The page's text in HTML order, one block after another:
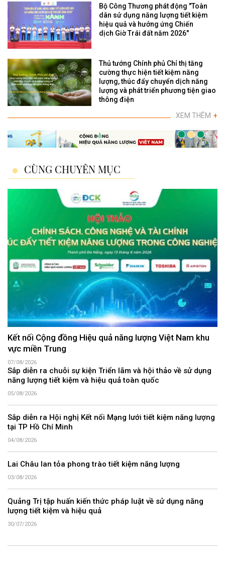
Bộ Công Thương phát động "Toàn
dân sử dụng năng lượng tiết kiệm
hiệu quả và hưởng ứng Chiến
dịch Giờ Trái đất năm 2026"
Thủ tướng Chính phủ Chỉ thị tăng
cường thực hiện tiết kiệm năng
lượng, thúc đẩy chuyển dịch năng
lượng và phát triển phương tiện giao
thông điện
XEM THÊM +
CÙNG CHUYÊN MỤC
Kết nối Cộng đồng Hiệu quả năng lượng Việt Nam khu
vực miền Trung
07/08/2026
Sắp diễn ra chuỗi sự kiện Triển lãm và hội thảo về sử dụng
năng lượng tiết kiệm và hiệu quả toàn quốc
05/08/2026
Sắp diễn ra Hội nghị Kết nối Mạng lưới tiết kiệm năng lượng
tại TP Hồ Chí Minh
04/08/2026
Lai Châu lan tỏa phong trào tiết kiệm năng lượng
03/08/2026
Quảng Trị tập huấn kiến thức pháp luật về sử dụng năng
lượng tiết kiệm và hiệu quả
30/07/2026